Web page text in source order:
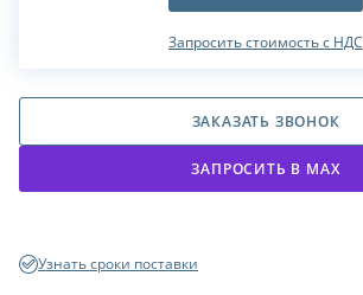
Запросить стоимость с НДС
ЗАКАЗАТЬ ЗВОНОК
ЗАПРОСИТЬ В МАХ
Узнать сроки поставки